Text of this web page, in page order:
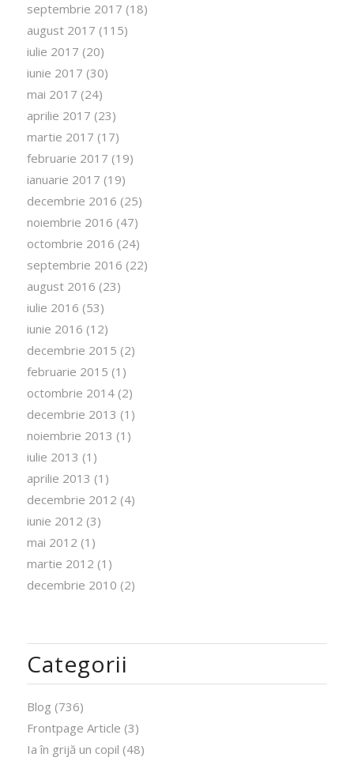
septembrie 2017 (18)
august 2017 (115)
iulie 2017 (20)
iunie 2017 (30)
mai 2017 (24)
aprilie 2017 (23)
martie 2017 (17)
februarie 2017 (19)
ianuarie 2017 (19)
decembrie 2016 (25)
noiembrie 2016 (47)
octombrie 2016 (24)
septembrie 2016 (22)
august 2016 (23)
iulie 2016 (53)
iunie 2016 (12)
decembrie 2015 (2)
februarie 2015 (1)
octombrie 2014(2)
decembrie 2013 (1)
noiembrie 2013 (1)
iulie 2013 (1)
aprilie 2013 (1)
decembrie 2012 (4)
iunie 2012 (3)
mai 2012 (1)
martie 2012 (1)
decembrie 2010 (2)
Categorii
Blog (736)
Frontpage Article (3)
Ia în grijă un copil (48)